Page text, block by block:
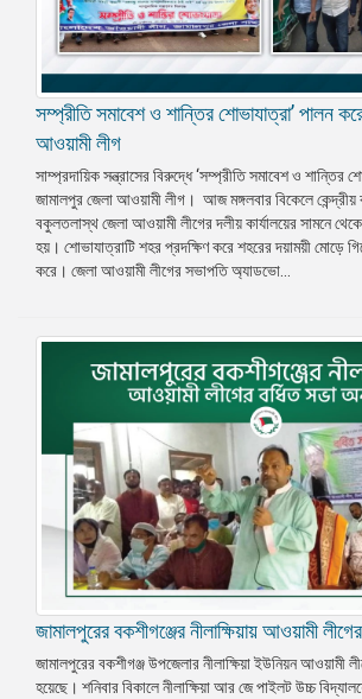
সম্প্রীতি সমাবেশ ও শান্তির শোভাযাত্রা’ পালন
আওয়ামী লীগ
সাম্প্রদায়িক সন্ত্রাসের বিরুদ্ধে ‘সম্প্রীতি সমাবেশ ও শান্তির
জামালপুর জেলা আওয়ামী লীগ। আজ মঙ্গলবার বিকেলে কেন্দ্রীয়
বকুলতলাস্থ জেলা আওয়ামী লীগের দলীয় কার্যালয়ের সামনে
হয়। শোভাযাত্রাটি শহর প্রদক্ষিণ করে শহরের দয়াময়ী মোড়ে
করে। জেলা আওয়ামী লীগের সভাপতি অ্যাডভো...
জামালপুরের বকশীগঞ্জের নীলাক্ষিয়ায় আওয়ামী
জামালপুরের বকশীগঞ্জ উপজেলার নীলাক্ষিয়া ইউনিয়ন আওয়ামী
হয়েছে। শনিবার বিকালে নীলাক্ষিয়া আর জে পাইলট উচ্চ